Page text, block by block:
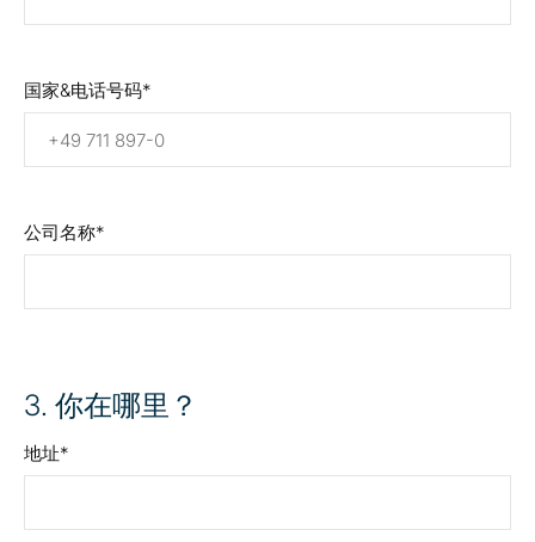
国家&电话号码
公司名称
3. 你在哪里？
地址